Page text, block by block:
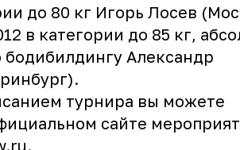
до 80 кг Игорь Лосев
в категории до 85 кг,
Александр
турнира вы можете
сайте
.